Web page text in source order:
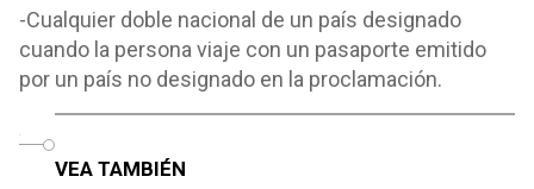
-Cualquier doble nacional de un país designado
cuando la persona viaje con un pasaporte emitido
por un país no designado en la proclamación.
VEA TAMBIÉN